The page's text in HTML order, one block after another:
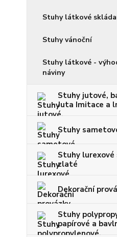
Stuhy látkové
Stuhy vánoční
Stuhy látkové -
náviny
Stuhy jutové,
Juta Imitace a
Stuhy
Stuhy
zlaté
Dekorační
Stuhy
papírové a